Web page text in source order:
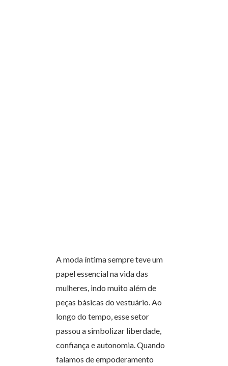
A moda íntima sempre teve um
papel essencial na vida das
mulheres, indo muito além de
peças básicas do vestuário. Ao
longo do tempo, esse setor
passou a simbolizar liberdade,
confiança e autonomia. Quando
falamos de empoderamento